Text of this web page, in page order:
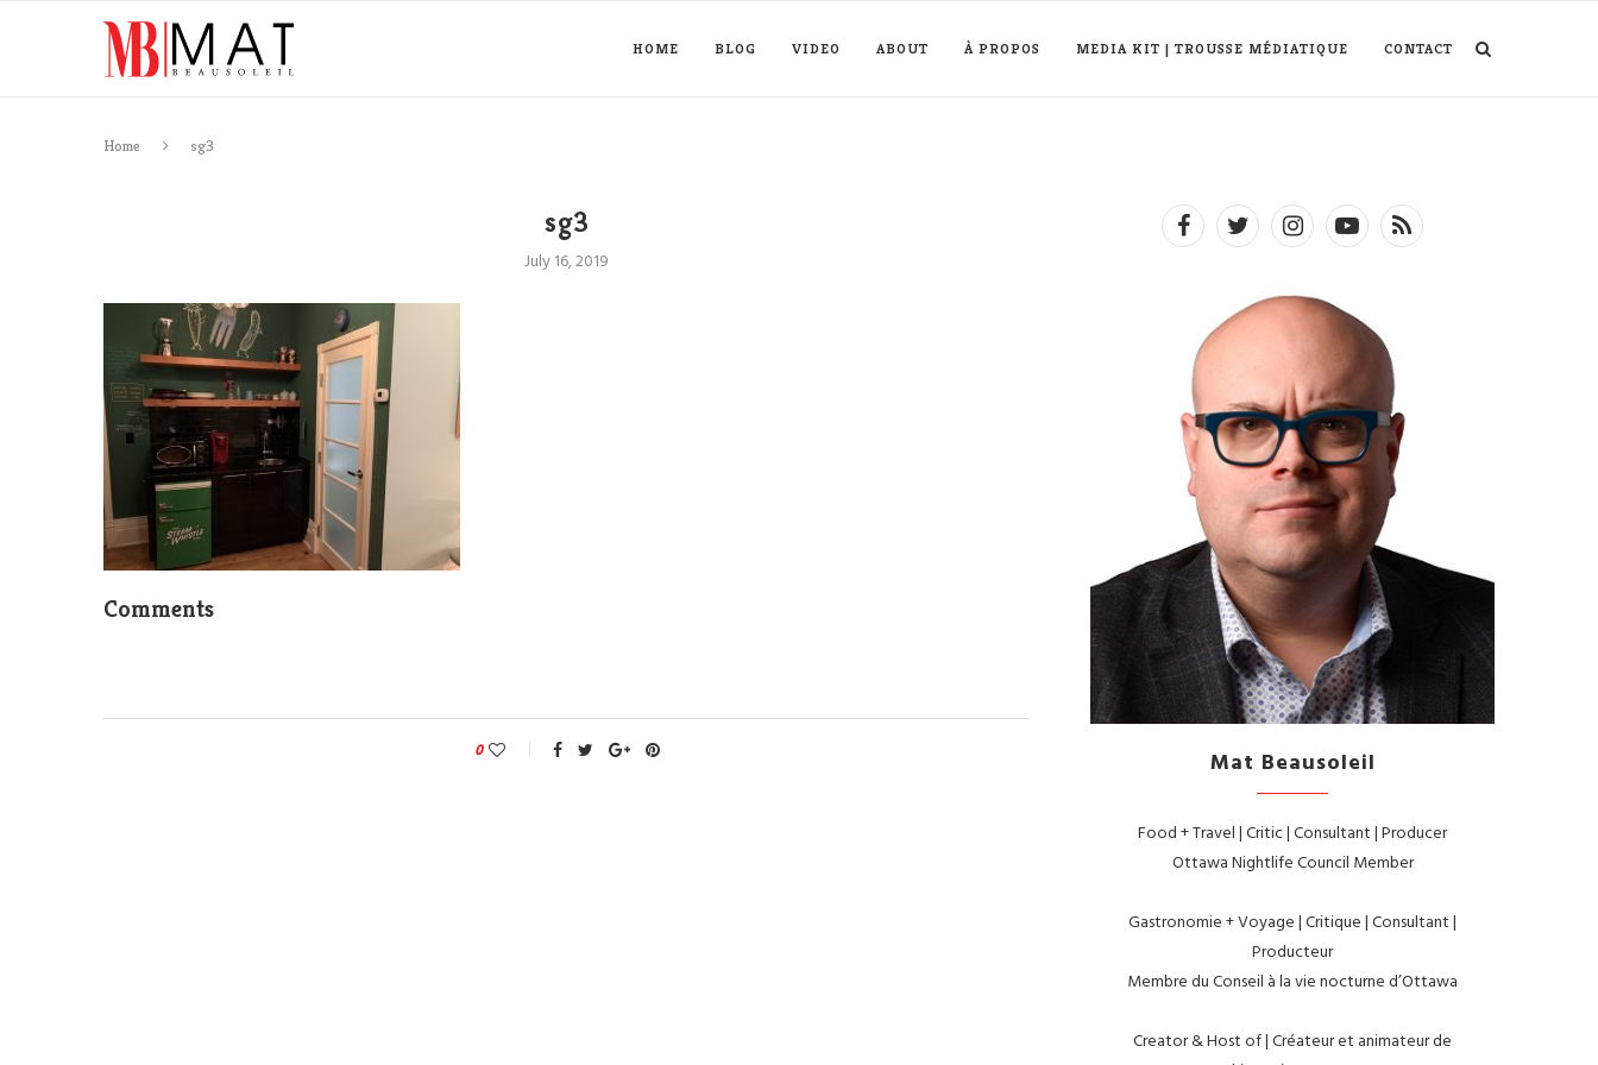
HOME BLOG VIDEO ABOUT À PROPOS MEDIA KIT | TROUSSE MÉDIATIQUE CONTACT
Home sg3
sg3
July 16, 2019
Comments
0 Mat Beausoleil
Food + Travel | Critic | Consultant | Producer
Ottawa Nightlife Council Member
Gastronomie + Voyage | Critique | Consultant |
Producteur
Membre du Conseil à la vie nocturne d’Ottawa
Creator & Host of | Créateur et animateur de